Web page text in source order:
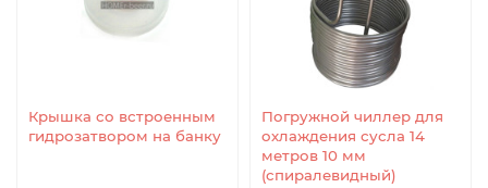
Крышка со встроенным
гидрозатвором на банку
Погружной чиллер для
охлаждения сусла 14
метров 10 мм
(спиралевидный)